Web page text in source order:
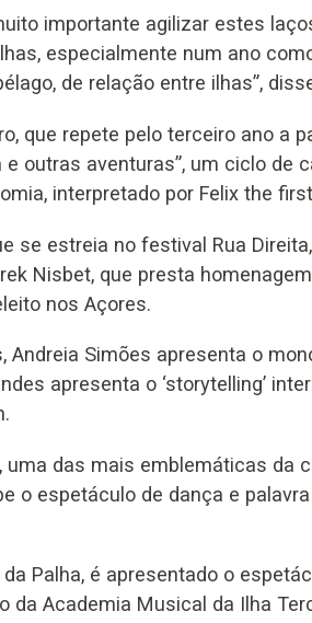
importante agilizar estes
especialmente num ano
de relação entre ilhas”,
que repete pelo terceiro ano a
e outras aventuras”, um ciclo
interpretado por Felix the
se estreia no festival Rua
Nisbet, que presta
nos Açores.
Andreia Simões apresenta o
apresenta o ‘storytelling’
uma das mais emblemáticas da
o espetáculo de dança e
Palha, é apresentado o
da Academia Musical da Ilha